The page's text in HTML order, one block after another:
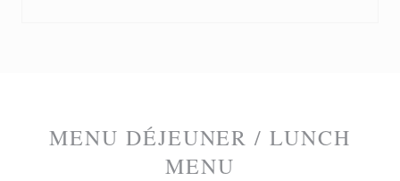
MENU DÉJEUNER / LUNCH
MENU